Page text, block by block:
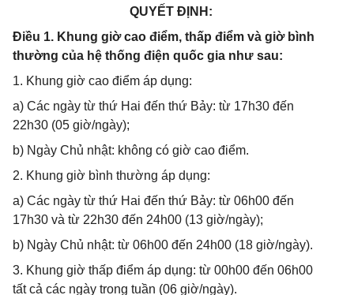
QUYẾT ĐỊNH:
Điều 1. Khung giờ cao điểm, thấp điểm và giờ bình
thường của hệ thống điện quốc gia như sau:
1. Khung giờ cao điểm áp dụng:
a) Các ngày từ thứ Hai đến thứ Bảy: từ 17h30 đến
22h30 (05 giờ/ngày);
b) Ngày Chủ nhật: không có giờ cao điểm.
2. Khung giờ bình thường áp dụng:
a) Các ngày từ thứ Hai đến thứ Bảy: từ 06h00 đến
17h30 và từ 22h30 đến 24h00 (13 giờ/ngày);
b) Ngày Chủ nhật: từ 06h00 đến 24h00 (18 giờ/ngày).
3. Khung giờ thấp điểm áp dụng: từ 00h00 đến 06h00
tất cả các ngày trong tuần (06 giờ/ngày).